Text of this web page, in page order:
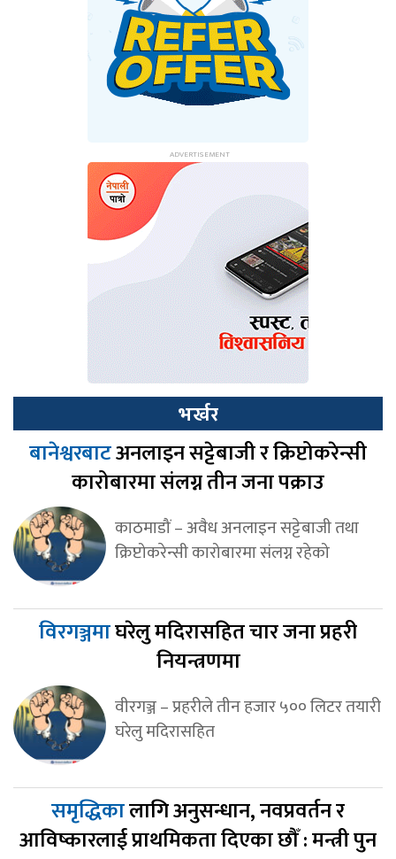
भर्खर
बानेश्वरबाटअनलाइन सट्टेबाजी र क्रिप्टोकरेन्सी
कारोबारमा संलग्न तीन जना पक्राउ
काठमाडौं – अवैध अनलाइन सट्टेबाजी तथा
क्रिप्टोकरेन्सी कारोबारमा संलग्न रहेको
विरगञ्जमाघरेलु मदिरासहित चार जना प्रहरी
नियन्त्रणमा
वीरगञ्ज – प्रहरीले तीन हजार ५०० लिटर तयारी
घरेलु मदिरासहित
समृद्धिकालागि अनुसन्धान, नवप्रवर्तन र
आविष्कारलाई प्राथमिकता दिएका छौँ : मन्त्री पुन